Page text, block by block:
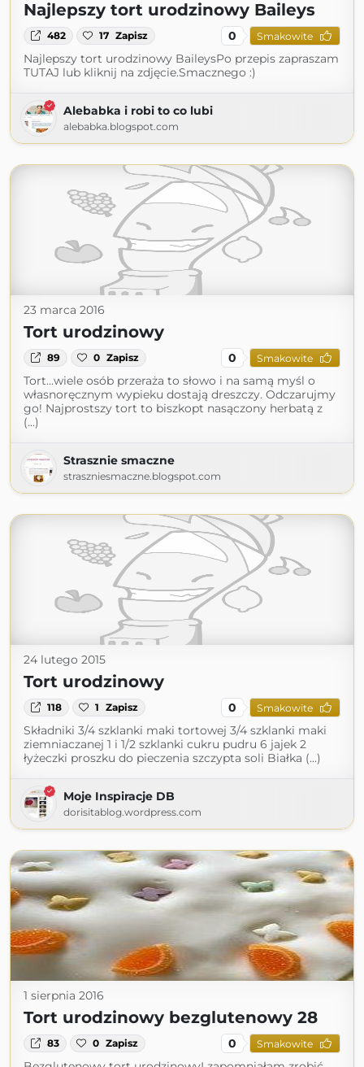
Najlepszy tort urodzinowy Baileys
482 17 Zapisz 0 Smakowite
Najlepszy tort urodzinowy BaileysPo przepis zapraszam
TUTAJ lub kliknij na zdjęcie.Smacznego :)
Alebabka i robi to co lubi
alebabka.blogspot.com
23 marca 2016
Tort urodzinowy
89 0 Zapisz 0 Smakowite
Tort...wiele osób przeraża to słowo i na samą myśl o
własnoręcznym wypieku dostają dreszczy. Odczarujmy
go! Najprostszy tort to biszkopt nasączony herbatą z
(...)
Strasznie smaczne
straszniesmaczne.blogspot.com
24 lutego 2015
Tort urodzinowy
118 1 Zapisz 0 Smakowite
Składniki 3/4 szklanki maki tortowej 3/4 szklanki maki
ziemniaczanej 1 i 1/2 szklanki cukru pudru 6 jajek 2
łyżeczki proszku do pieczenia szczypta soli Białka (...)
Moje Inspiracje DB
dorisitablog.wordpress.com
1 sierpnia 2016
Tort urodzinowy bezglutenowy 28
83 0 Zapisz 0 Smakowite